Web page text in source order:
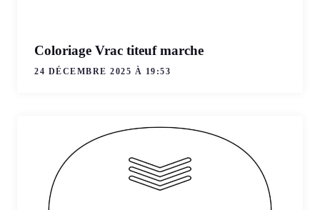
Coloriage Vrac titeuf marche
24 DÉCEMBRE 2025 À 19:53